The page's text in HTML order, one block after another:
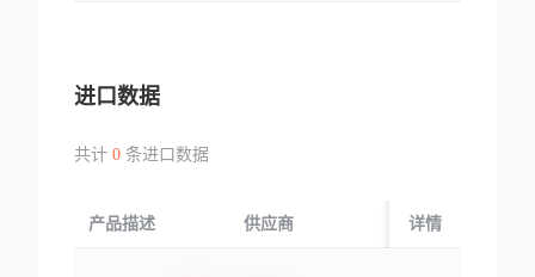
进口数据
共计 0条进口数据
产品描述 供应商 起运国/地区
详情